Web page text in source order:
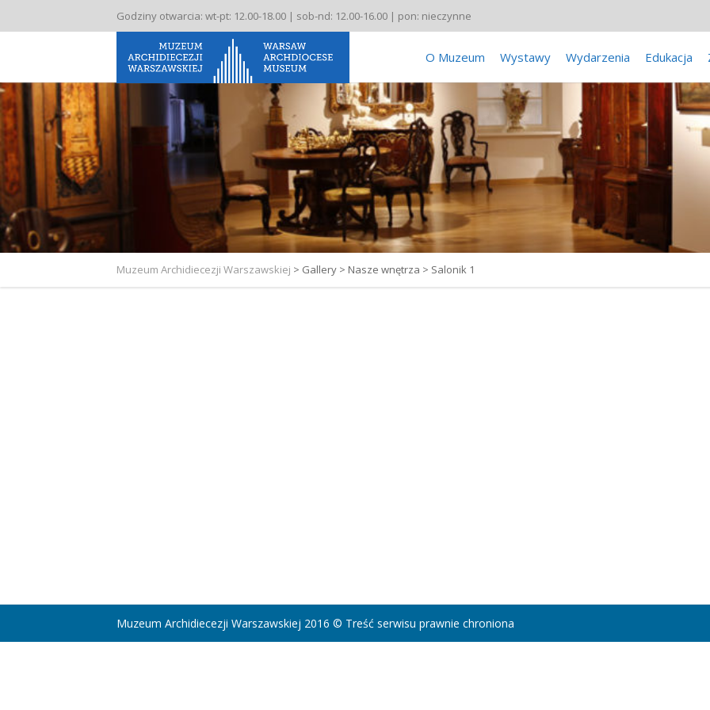
Godziny otwarcia: wt-pt: 12.00-18.00 | sob-nd: 12.00-16.00 | pon: nieczynne
O Muzeum Wystawy Wydarzenia Edukacja
Muzeum Archidiecezji Warszawskiej > Gallery > Nasze wnętrza > Salonik 1
Muzeum Archidiecezji Warszawskiej 2016 © Treść serwisu prawnie chroniona